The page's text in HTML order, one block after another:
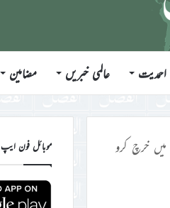
عالمی خبریں مضامین
خرچ کرو موبائل فون ایپ